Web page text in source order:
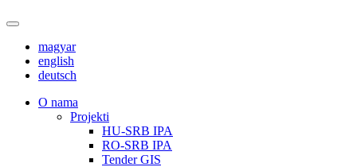
magyar
english
deutsch
О nama
Projekti
HU-SRB IPA
RO-SRB IPA
Tender GIS